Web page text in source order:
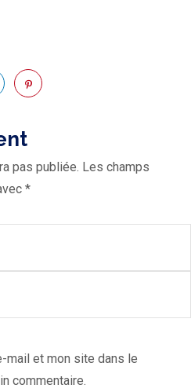
pas publiée. Les champs
*
mail et mon site dans le
commentaire.